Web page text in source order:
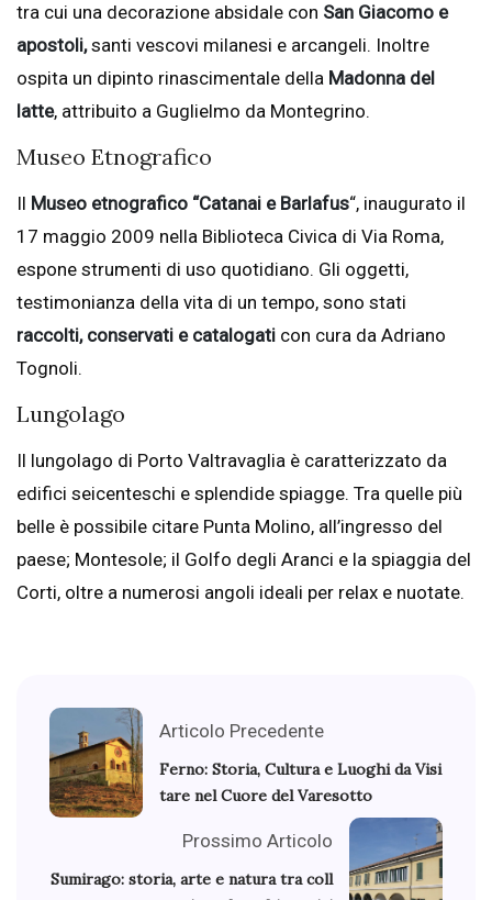
tra cui una decorazione absidale con San Giacomo e
apostoli,santi vescovi milanesi e arcangeli. Inoltre
ospita un dipinto rinascimentale della Madonna del
latte, attribuito a Guglielmo da Montegrino.
Museo Etnografico
Il Museo etnografico “Catanai e Barlafus“, inaugurato il
17 maggio 2009 nella Biblioteca Civica di Via Roma,
espone strumenti di uso quotidiano. Gli oggetti,
testimonianza della vita di un tempo, sono stati
raccolti, conservati e catalogati con cura da Adriano
Tognoli.
Lungolago
Il lungolago di Porto Valtravaglia è caratterizzato da
edifici seicenteschi e splendide spiagge. Tra quelle più
belle è possibile citare Punta Molino, all’ingresso del
paese; Montesole; il Golfo degli Aranci e la spiaggia del
Corti, oltre a numerosi angoli ideali per relax e nuotate.
Articolo Precedente
Ferno: Storia, Cultura e Luoghi da Visi
tare nel Cuore del Varesotto
Prossimo Articolo
Sumirago: storia, arte e natura tra coll